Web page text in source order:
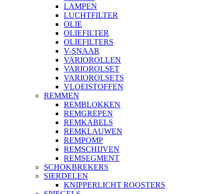
LAMPEN
LUCHTFILTER
OLIE
OLIEFILTER
OLIEFILTERS
V-SNAAR
VARIOROLLEN
VARIOROLSET
VARIOROLSETS
VLOEISTOFFEN
REMMEN
REMBLOKKEN
REMGREPEN
REMKABELS
REMKLAUWEN
REMPOMP
REMSCHIJVEN
REMSEGMENT
SCHOKBREKERS
SIERDELEN
KNIPPERLICHT ROOSTERS